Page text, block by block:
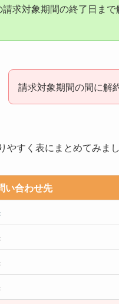
求対象期間の終了日まで
請求対象期間の間に解
すく表にまとめてみまし
い合わせ先